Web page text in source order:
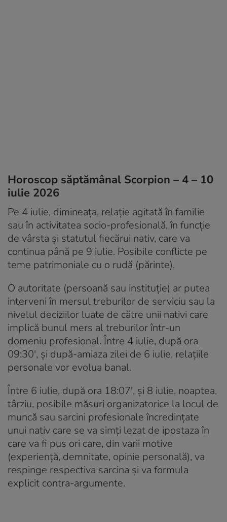
Horoscop săptămânal Scorpion – 4 – 10
iulie 2026
Pe 4 iulie, dimineața, relație agitată în familie
sau în activitatea socio-profesională, în funcție
de vârsta și statutul fiecărui nativ, care va
continua până pe 9 iulie. Posibile conflicte pe
teme patrimoniale cu o rudă (părinte).
O autoritate (persoană sau instituție) ar putea
interveni în mersul treburilor de serviciu sau la
nivelul deciziilor luate de către unii nativi care
implică bunul mers al treburilor într-un
domeniu profesional. Între 4 iulie, după ora
09:30′, și după-amiaza zilei de 6 iulie, relațiile
personale vor evolua banal.
Între 6 iulie, după ora 18:07′, și 8 iulie, noaptea,
târziu, posibile măsuri organizatorice la locul de
muncă sau sarcini profesionale încredințate
unui nativ care se va simți lezat de ipostaza în
care va fi pus ori care, din varii motive
(experiență, demnitate, opinie personală), va
respinge respectiva sarcina și va formula
explicit contra-argumente.